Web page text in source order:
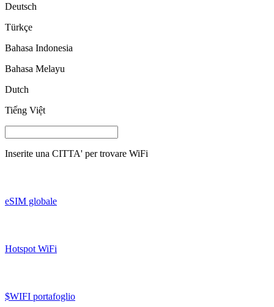
Deutsch
Türkçe
Bahasa Indonesia
Bahasa Melayu
Dutch
Tiếng Việt
Inserite una CITTA' per trovare WiFi
eSIM globale
Hotspot WiFi
$WIFI portafoglio